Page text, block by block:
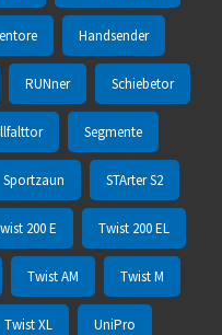
Handsender
RUNner Schiebetor
Segmente
Sportzaun STArter S2
200 E Twist 200 EL
Twist AM Twist M
Twist XL UniPro